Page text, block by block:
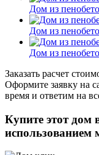
Дом из
Дом из
Дом из
Заказать расчет
Оформите заявку на
время и ответим на
Купите этот дом
использованием